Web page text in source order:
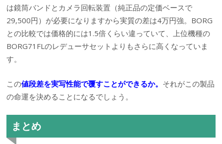
は鏡筒バンドとカメラ回転装置（純正品の定価ベースで
29,500円）が必要になりますから実質の差は4万円強。BORG
との比較では価格的には1.5倍くらい違っていて、上位機種の
BORG71FLのレデューサセットよりもさらに高くなっていま
す。
この値段差を実写性能で覆すことができるか。 それがこの製品
の命運を決めることになるでしょう。
まとめ